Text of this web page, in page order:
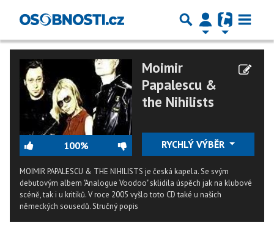
100%
Moimir
Papalescu &
the Nihilists
RYCHLÝ VÝBĚR
MOIMIR PAPALESCU & THE NIHILISTS je česká kapela. Se svým
debutovým albem "Analogue Voodoo" sklidila úspěch jak na klubové
scéně, tak i u kritiků. V roce 2005 vyšlo toto CD také u našich
německých sousedů.Stručný popis